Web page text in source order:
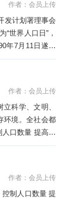
作者：会员上传
发计划署理事会
“世界人口日”，
年7月11日遂成
作者：会员上传
科学、文明、
环境。全社会都
口数量 提高全
作者：会员上传
制人口数量 提